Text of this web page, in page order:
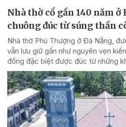
Nhà thờ cổ gần 140 năm
chuông đúc từ súng thần
Nhà thờ Phú Thượng ở Đà Nẵng,
vẫn lưu giữ gần như nguyên vẹn
đồng đặc biệt được đúc từ những